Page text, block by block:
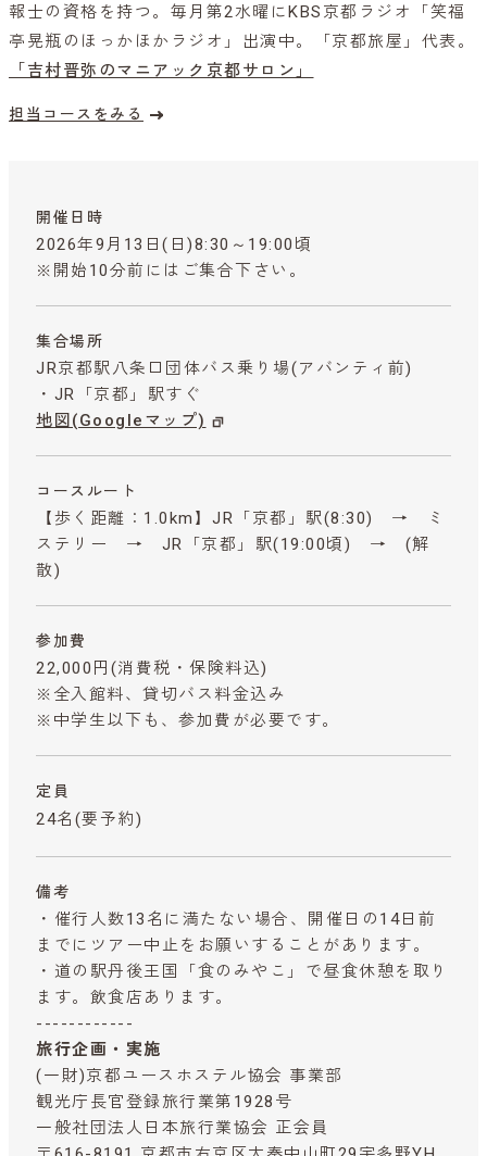
報士の資格を持つ。毎月第2水曜にKBS京都ラジオ「笑福
亭晃瓶のほっかほかラジオ」出演中。「京都旅屋」代表。
「吉村晋弥のマニアック京都サロン」
担当コースをみる
開催日時
2026年9月13日(日)8:30～19:00頃
※開始10分前にはご集合下さい。
集合場所
JR京都駅八条口団体バス乗り場(アバンティ前)
・JR「京都」駅すぐ
地図(Googleマップ)
コースルート
【歩く距離：1.0km】JR「京都」駅(8:30) → ミ
ステリー → JR「京都」駅(19:00頃) → (解
散)
参加費
22,000円 (消費税・保険料込)
※全入館料、貸切バス料金込み
※中学生以下も、参加費が必要です。
定員
24名(要予約)
備考
・催行人数13名に満たない場合、開催日の14日前
までにツアー中止をお願いすることがあります。
・道の駅丹後王国「食のみやこ」で昼食休憩を取り
ます。飲食店あります。
------------
旅行企画・実施
(一財)京都ユースホステル協会 事業部
観光庁長官登録旅行業第1928号
一般社団法人日本旅行業協会 正会員